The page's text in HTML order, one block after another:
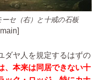
セ（右）と十戒の石板
ダヤ人を規定するはずの
、本来は同居できない十